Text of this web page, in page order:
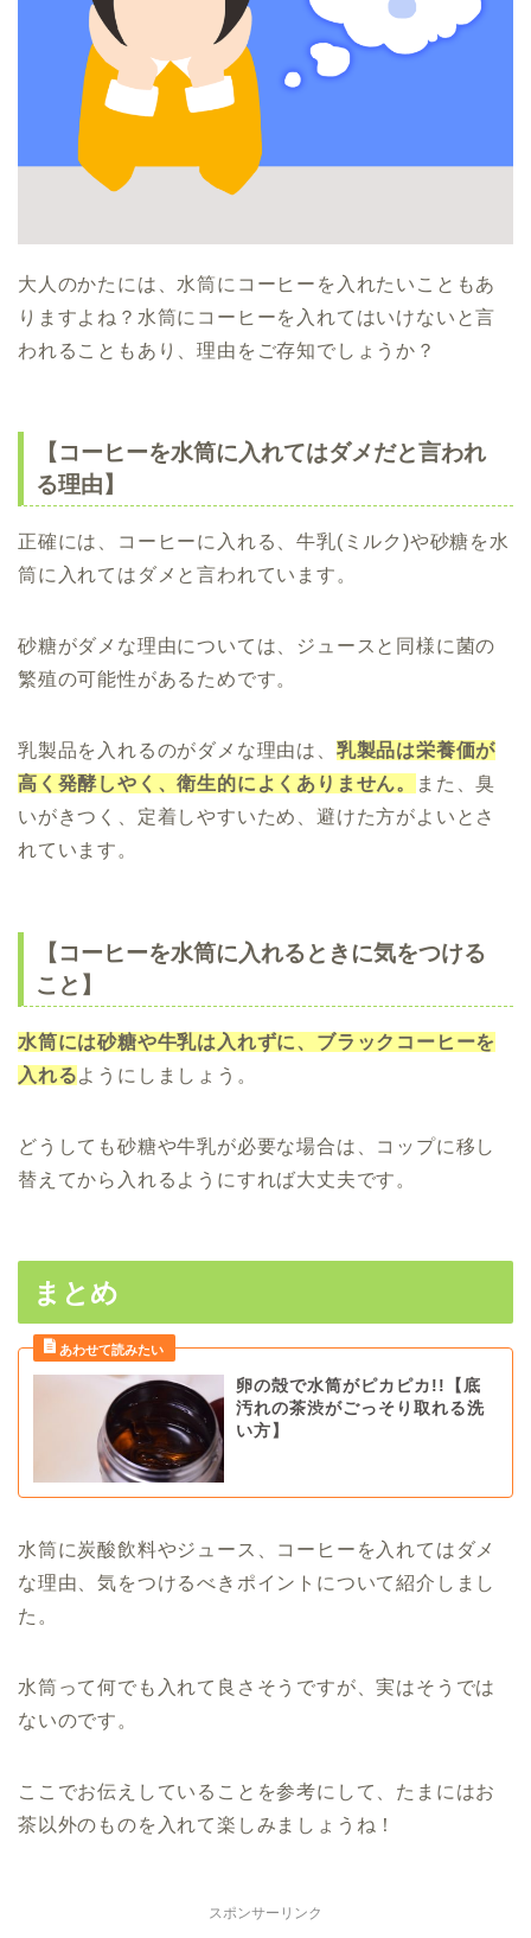
大人のかたには、水筒にコーヒーを入れたいこともあ
りますよね？水筒にコーヒーを入れてはいけないと言
われることもあり、理由をご存知でしょうか？
【コーヒーを水筒に入れてはダメだと言われ
る理由】
正確には、コーヒーに入れる、牛乳(ミルク)や砂糖を水
筒に入れてはダメと言われています。
砂糖がダメな理由については、ジュースと同様に菌の
繁殖の可能性があるためです。
乳製品を入れるのがダメな理由は、 乳製品は栄養価が
高く発酵しやく、衛生的によくありません。
また、臭
いがきつく、定着しやすいため、避けた方がよいとさ
れています。
【コーヒーを水筒に入れるときに気をつける
こと】
水筒には砂糖や牛乳は入れずに、ブラックコーヒーを
入れるようにしましょう。
どうしても砂糖や牛乳が必要な場合は、コップに移し
替えてから入れるようにすれば大丈夫です。
まとめ
卵の殻で水筒がピカピカ!!【底
汚れの茶渋がごっそり取れる洗
い方】
水筒に炭酸飲料やジュース、コーヒーを入れてはダメ
な理由、気をつけるべきポイントについて紹介しまし
た。
水筒って何でも入れて良さそうですが、実はそうでは
ないのです。
ここでお伝えしていることを参考にして、たまにはお
茶以外のものを入れて楽しみましょうね！
スポンサーリンク